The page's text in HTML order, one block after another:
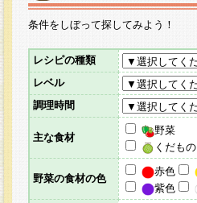
条件をしぼって探してみよう！
レシピの種類
レベル
調理時間
主な食材
野菜
くだもの
野菜の食材の色
赤色
紫色